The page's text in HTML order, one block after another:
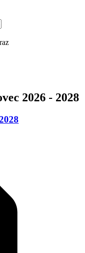
2026 - 2028